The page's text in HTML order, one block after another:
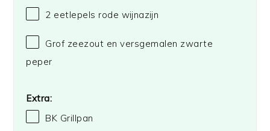
2 eetlepels rode wijnazijn
Grof zeezout en versgemalen zwarte
peper
Extra:
BK Grillpan